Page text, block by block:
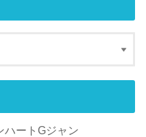
ハートGジャン